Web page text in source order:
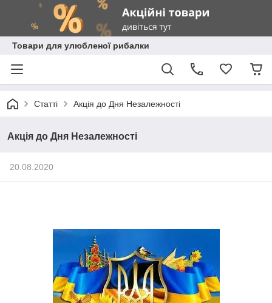
Товари для улюбленої рибалки
Статті Акція до Дня Незалежності
Акція до Дня Незалежності
20.08.2020